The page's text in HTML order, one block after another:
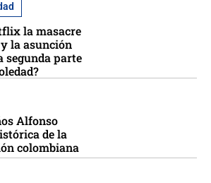
la masacre
la asunción
segunda parte
Alfonso
de la
colombiana